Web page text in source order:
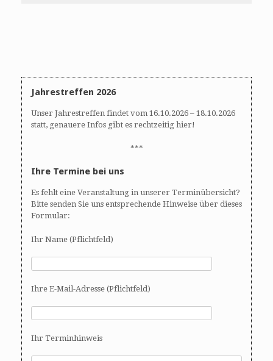
Jahrestreffen 2026
Unser Jahrestreffen findet vom 16.10.2026 – 18.10.2026
statt, genauere Infos gibt es rechtzeitig hier!
***
Ihre Termine bei uns
Es fehlt eine Veranstaltung in unserer Terminübersicht?
Bitte senden Sie uns entsprechende Hinweise über dieses
Formular:
Ihr Name (Pflichtfeld)
Ihre E-Mail-Adresse (Pflichtfeld)
Ihr Terminhinweis